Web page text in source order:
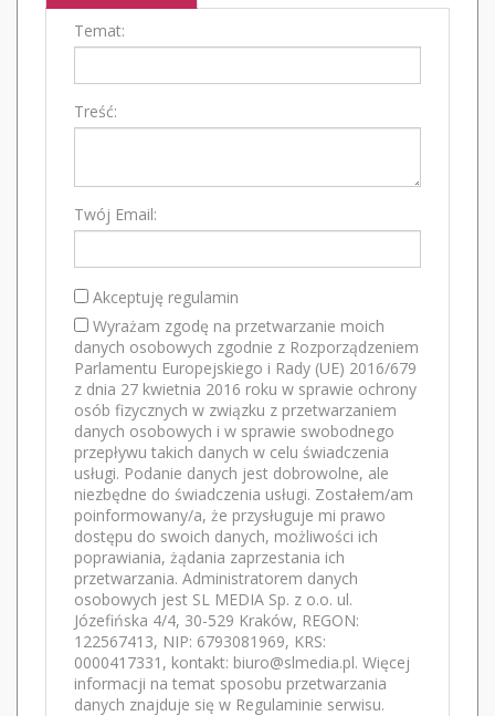
Temat:
Treść:
Twój Email:
Akceptuję regulamin
Wyrażam zgodę na przetwarzanie moich
danych osobowych zgodnie z Rozporządzeniem
Parlamentu Europejskiego i Rady (UE) 2016/679
z dnia 27 kwietnia 2016 roku w sprawie ochrony
osób fizycznych w związku z przetwarzaniem
danych osobowych i w sprawie swobodnego
przepływu takich danych w celu świadczenia
usługi. Podanie danych jest dobrowolne, ale
niezbędne do świadczenia usługi. Zostałem/am
poinformowany/a, że przysługuje mi prawo
dostępu do swoich danych, możliwości ich
poprawiania, żądania zaprzestania ich
przetwarzania. Administratorem danych
osobowych jest SL MEDIA Sp. z o.o. ul.
Józefińska 4/4, 30-529 Kraków, REGON:
122567413, NIP: 6793081969, KRS:
0000417331, kontakt: biuro@slmedia.pl. Więcej
informacji na temat sposobu przetwarzania
danych znajduje się w Regulaminie serwisu.